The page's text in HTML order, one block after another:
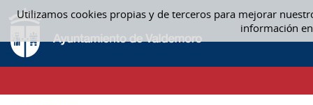
Utilizamos cookies propias y de terceros para mejorar
información
Saltar al contenido
SEDE ELECTRÓNICA